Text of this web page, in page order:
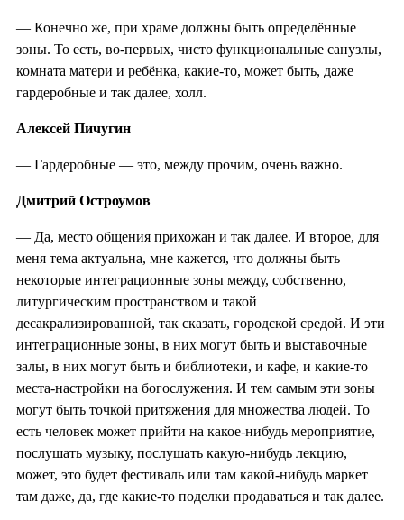
— Конечно же, при храме должны быть определённые
зоны. То есть, во-первых, чисто функциональные санузлы,
комната матери и ребёнка, какие-то, может быть, даже
гардеробные и так далее, холл.
Алексей Пичугин
— Гардеробные — это, между прочим, очень важно.
Дмитрий Остроумов
— Да, место общения прихожан и так далее. И второе, для
меня тема актуальна, мне кажется, что должны быть
некоторые интеграционные зоны между, собственно,
литургическим пространством и такой
десакрализированной, так сказать, городской средой. И эти
интеграционные зоны, в них могут быть и выставочные
залы, в них могут быть и библиотеки, и кафе, и какие-то
места-настройки на богослужения. И тем самым эти зоны
могут быть точкой притяжения для множества людей. То
есть человек может прийти на какое-нибудь мероприятие,
послушать музыку, послушать какую-нибудь лекцию,
может, это будет фестиваль или там какой-нибудь маркет
там даже, да, где какие-то поделки продаваться и так далее.